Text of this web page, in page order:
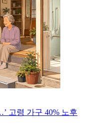
고령 가구 40% 노후